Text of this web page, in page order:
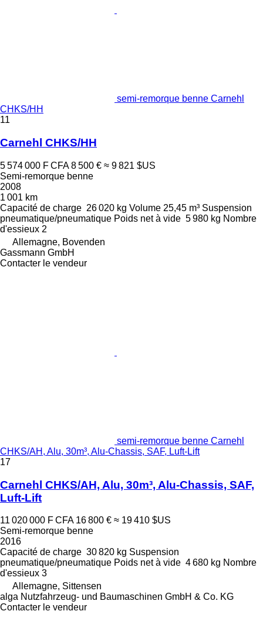
semi-remorque benne Carnehl
CHKS/HH
11
Carnehl CHKS/HH
5 574 000 F CFA 8 500 € ≈ 9 821 $US
Semi-remorque benne
2008
1 001 km
Capacité de charge 26 020 kg Volume 25,45 m³ Suspension
pneumatique/pneumatique Poids net à vide 5 980 kg Nombre
d'essieux 2
Allemagne, Bovenden
Gassmann GmbH
Contacter le vendeur
semi-remorque benne Carnehl
CHKS/AH, Alu, 30m³, Alu-Chassis, SAF, Luft-Lift
17
Carnehl CHKS/AH, Alu, 30m³, Alu-Chassis, SAF,
Luft-Lift
11 020 000 F CFA 16 800 € ≈ 19 410 $US
Semi-remorque benne
2016
Capacité de charge 30 820 kg Suspension
pneumatique/pneumatique Poids net à vide 4 680 kg Nombre
d'essieux 3
Allemagne, Sittensen
alga Nutzfahrzeug- und Baumaschinen GmbH & Co. KG
Contacter le vendeur